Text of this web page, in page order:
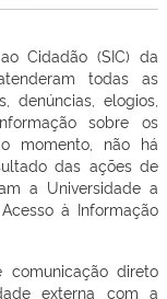
Cidadão (SIC) da
todas as
denúncias, elogios,
sobre os
momento, não há
das ações de
a Universidade a
à Informação
direto
externa com a